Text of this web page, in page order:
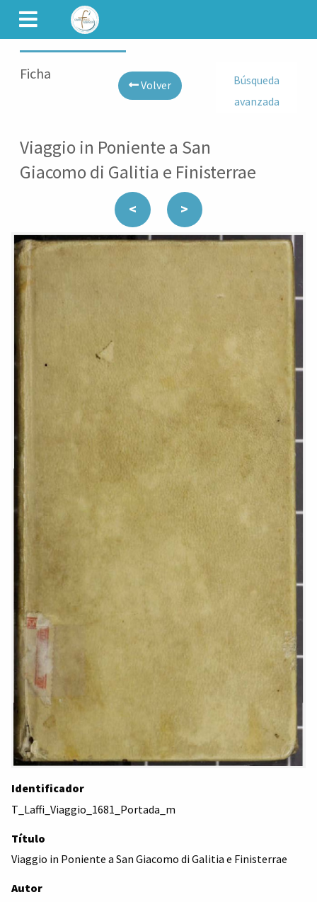
CAMINET
Ficha
Volver
Búsqueda
avanzada
Viaggio in Poniente a San
Giacomo di Galitia e Finisterrae
< >
Identificador
T_Laffi_Viaggio_1681_Portada_m
Título
Viaggio in Poniente a San Giacomo di Galitia e Finisterrae
Autor